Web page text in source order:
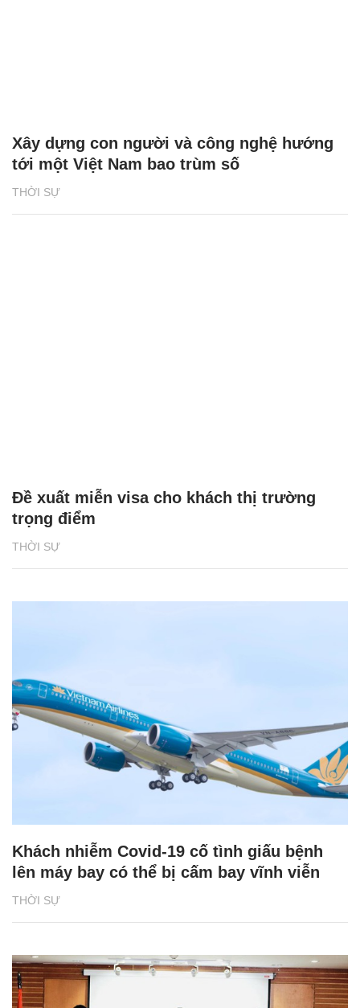
THỜI SỰ
Xây dựng con người và công nghệ hướng
tới một Việt Nam bao trùm số
THỜI SỰ
Đề xuất miễn visa cho khách thị trường
trọng điểm
THỜI SỰ
Khách nhiễm Covid-19 cố tình giấu bệnh
lên máy bay có thể bị cấm bay vĩnh viễn